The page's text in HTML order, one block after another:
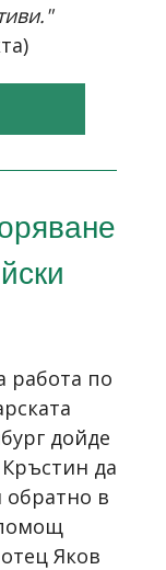
работа по
дойде
да
обратно в
Яков